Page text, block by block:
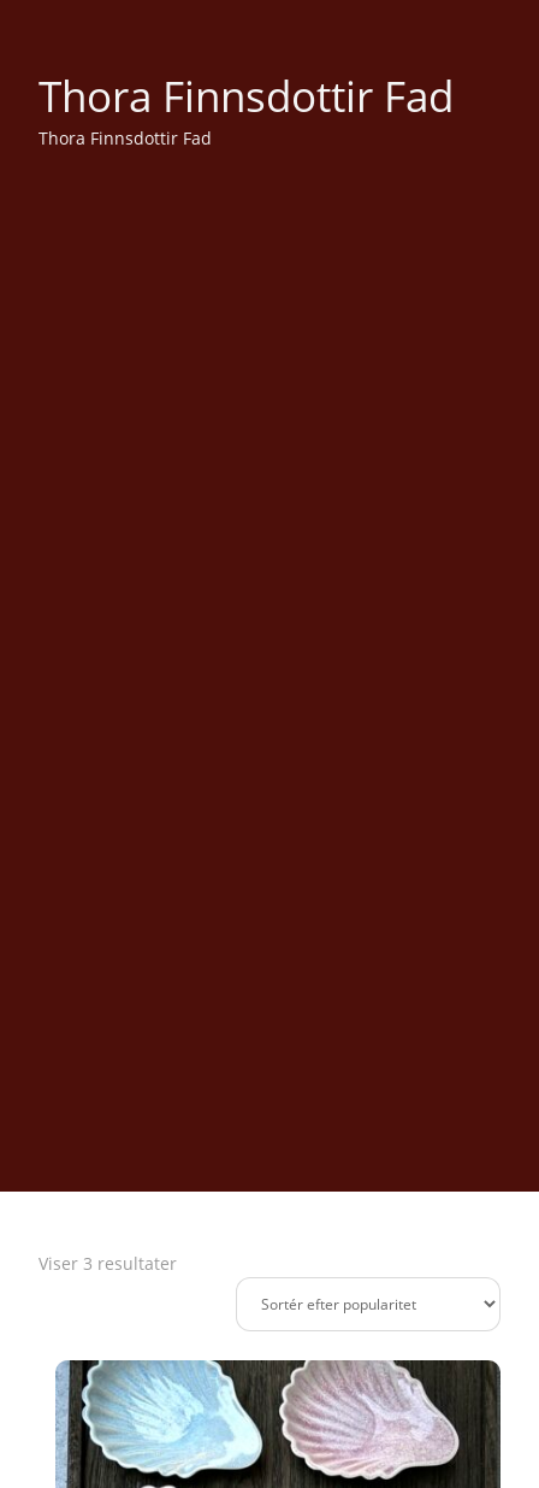
Thora Finnsdottir Fad
Thora Finnsdottir Fad
Viser 3 resultaterSorteret
popularitet